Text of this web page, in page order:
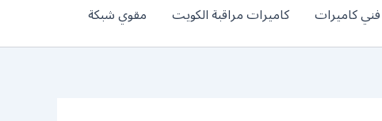
فني كاميرات كاميرات مراقبة الكويت مقوي شبكة